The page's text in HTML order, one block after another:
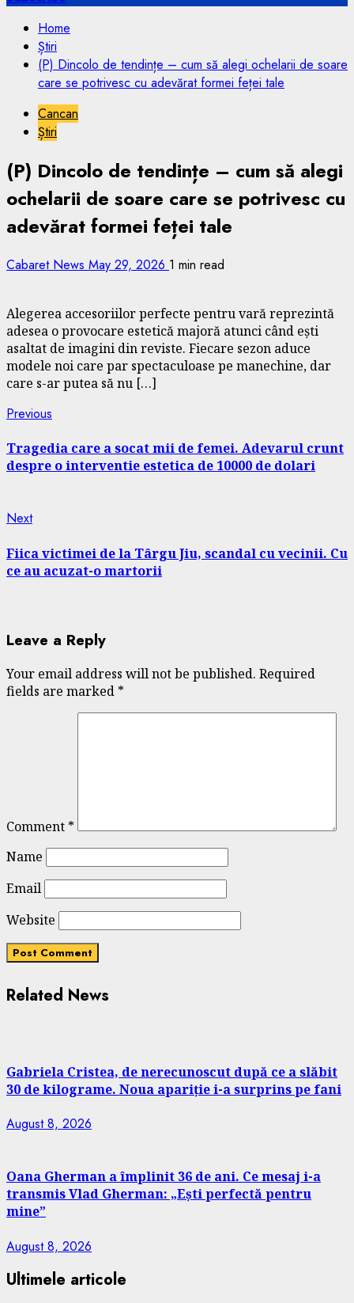
Home
Știri
(P) Dincolo de tendințe – cum să alegi ochelarii de soare
care se potrivesc cu adevărat formei feței tale
Cancan
Știri
(P) Dincolo de tendințe – cum să alegi
ochelarii de soare care se potrivesc cu
adevărat formei feței tale
Cabaret News May 29, 2026 1 min read
Alegerea accesoriilor perfecte pentru vară reprezintă
adesea o provocare estetică majoră atunci când ești
asaltat de imagini din reviste. Fiecare sezon aduce
modele noi care par spectaculoase pe manechine, dar
care s-ar putea să nu […]
Continue
Reading
Previous
Tragedia care a socat mii de femei. Adevarul crunt
despre o interventie estetica de 10000 de dolari
NextNext
Fiica victimei de la Târgu Jiu, scandal cu vecinii. Cu
ce au acuzat-o martorii
Leave a Reply
Your email address will not be published. Required
fields are marked *
Comment *
Name
Email
Website
Related News
Gabriela Cristea, de nerecunoscut după ce a slăbit
30 de kilograme. Noua apariție i-a surprins pe fani
August 8, 2026
Oana Gherman a împlinit 36 de ani. Ce mesaj i-a
transmis Vlad Gherman: „Ești perfectă pentru
mine”
August 8, 2026
Ultimele articole